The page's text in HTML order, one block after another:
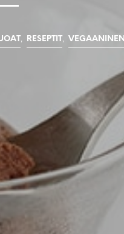
, RESEPTIT,